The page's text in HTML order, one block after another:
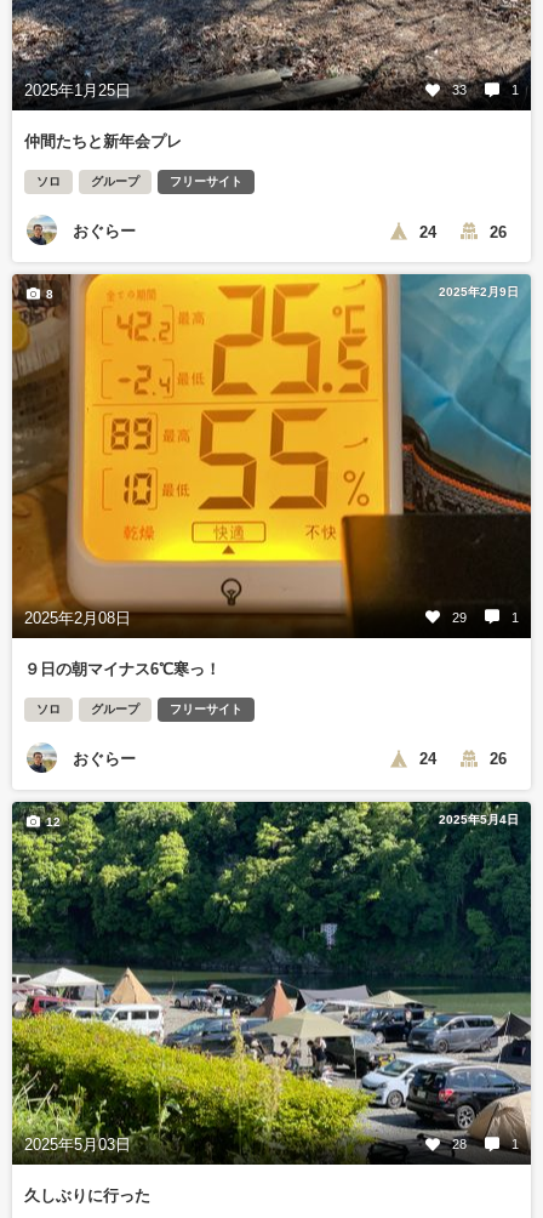
2025年1月25日 33 1
仲間たちと新年会プレ
ソロ グループ フリーサイト
おぐらー 24 26
2025年2月9日
2025年2月08日 29 1
8
９日の朝マイナス6℃寒っ！
ソロ グループ フリーサイト
おぐらー 24 26
2025年5月4日
2025年5月03日 28 1
12
久しぶりに行った